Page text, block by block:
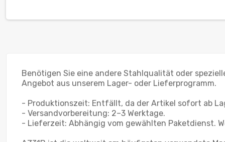
Benötigen Sie eine andere Stahlqualität oder
Angebot aus unserem Lager- oder Lieferprogramm.
- Produktionszeit: Entfällt, da der Artikel sofort ab
- Versandvorbereitung: 2–3 Werktage.
- Lieferzeit: Abhängig vom gewählten Paketdienst.